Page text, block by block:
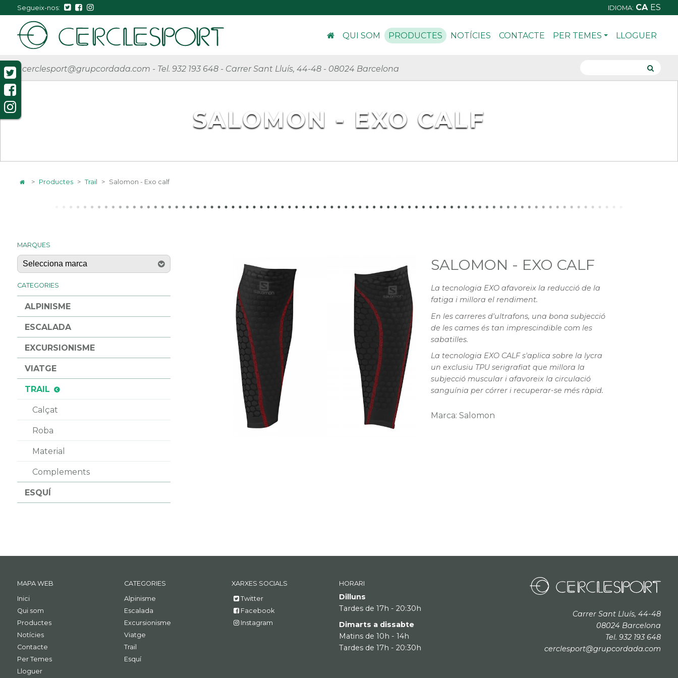
Segueix-nos: IDIOMA: CA ES
QUI SOM PRODUCTES NOTÍCIES CONTACTE PER TEMES LLOGUER
cerclesport@grupcordada.com - Tel. 932 193 648 - Carrer Sant Lluís, 44-48 - 08024 Barcelona
SALOMON - EXO CALF
> Productes > Trail > Salomon - Exo calf
MARQUES
CATEGORIES
ALPINISME
ESCALADA
EXCURSIONISME
VIATGE
TRAIL
Calçat
Roba
Material
Complements
ESQUÍ
SALOMON - EXO CALF
Marca: Salomon
La tecnologia EXO afavoreix la reducció de la
fatiga i millora el rendiment.
En les carreres d'ultrafons, una bona subjecció
de les cames és tan imprescindible com les
sabatilles.
La tecnologia EXO CALF s'aplica sobre la lycra
un exclusiu TPU serigrafiat que millora la
subjecció muscular i afavoreix la circulació
sanguínia per córrer i recuperar-se més ràpid.
MAPA WEB
Inici
Qui som
Productes
Notícies
Contacte
Per Temes
Lloguer
CATEGORIES
Alpinisme
Escalada
Excursionisme
Viatge
Trail
Esquí
XARXES SOCIALS
Twitter
Facebook
Instagram
HORARI
Dilluns
Tardes de 17h - 20:30h
Dimarts a dissabte
Matins de 10h - 14h
Tardes de 17h - 20:30h
Carrer Sant Lluís, 44-48
08024 Barcelona
Tel. 932 193 648
cerclesport@grupcordada.com